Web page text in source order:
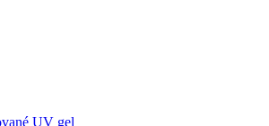
UV gel